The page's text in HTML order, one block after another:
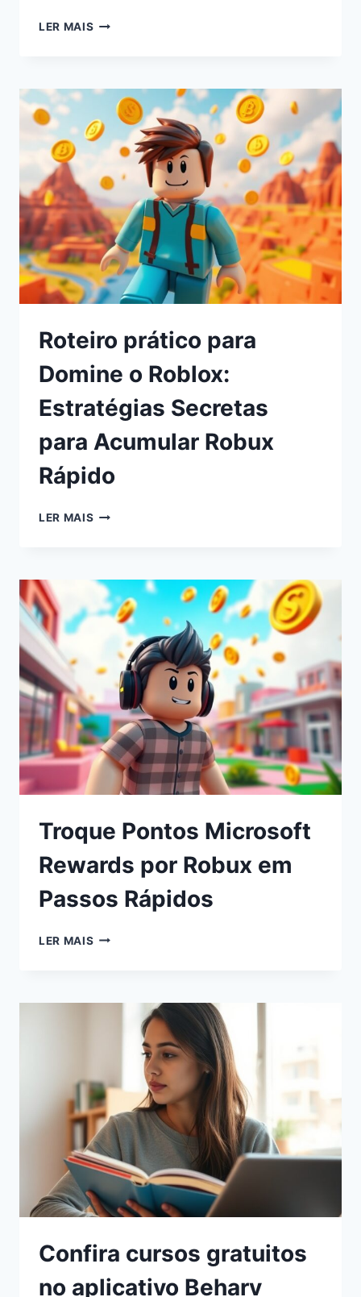
LER MAIS
Roteiro prático para
Domine o Roblox:
Estratégias Secretas
para Acumular Robux
Rápido
LER MAIS
Troque Pontos Microsoft
Rewards por Robux em
Passos Rápidos
LER MAIS
Confira cursos gratuitos
no aplicativo Beharv